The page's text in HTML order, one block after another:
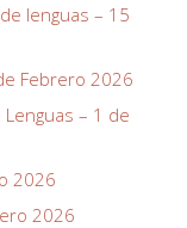
lenguas – 15
Febrero 2026
– 1 de
2026
2026